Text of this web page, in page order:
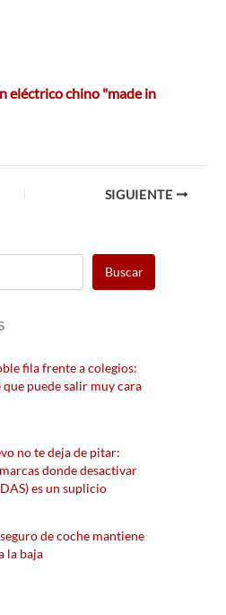
eléctrico chino "made in
SIGUIENTE
Buscar
fila frente a colegios:
puede salir muy cara
no te deja de pitar:
donde desactivar
es un suplicio
de coche mantiene
la baja